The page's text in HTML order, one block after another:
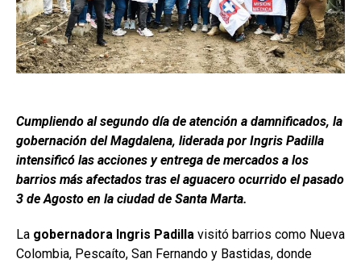
Cumpliendo al segundo día de atención a damnificados, la
gobernación del Magdalena, liderada por Ingris Padilla
intensificó las acciones y entrega de mercados a los
barrios más afectados tras el aguacero ocurrido el pasado
3 de Agosto en la ciudad de Santa Marta.
La gobernadora Ingris Padilla visitó barrios como Nueva
Colombia, Pescaíto, San Fernando y Bastidas, donde